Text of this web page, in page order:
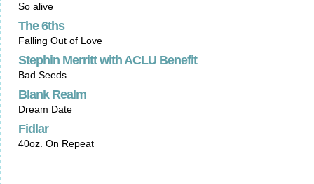
So alive
The 6ths
Falling Out of Love
Stephin Merritt with ACLU Benefit
Bad Seeds
Blank Realm
Dream Date
Fidlar
40oz. On Repeat